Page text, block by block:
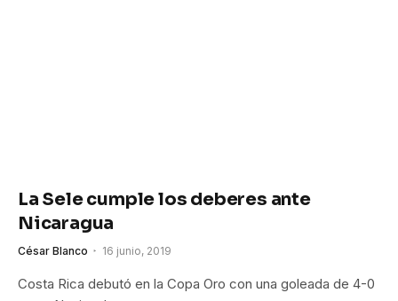
La Sele cumple los deberes ante
Nicaragua
César Blanco 16 junio, 2019
Costa Rica debutó en la Copa Oro con una goleada de 4-0